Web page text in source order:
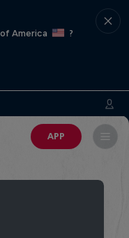
America
?
APP